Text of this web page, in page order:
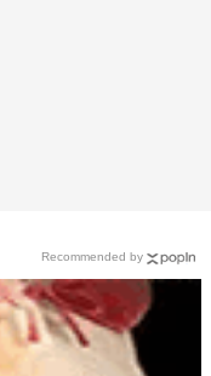
Recommended by